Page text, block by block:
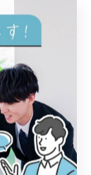
示すと分か
ではメール
待状とメー
意しましょ
ず招待状を
を行うケー